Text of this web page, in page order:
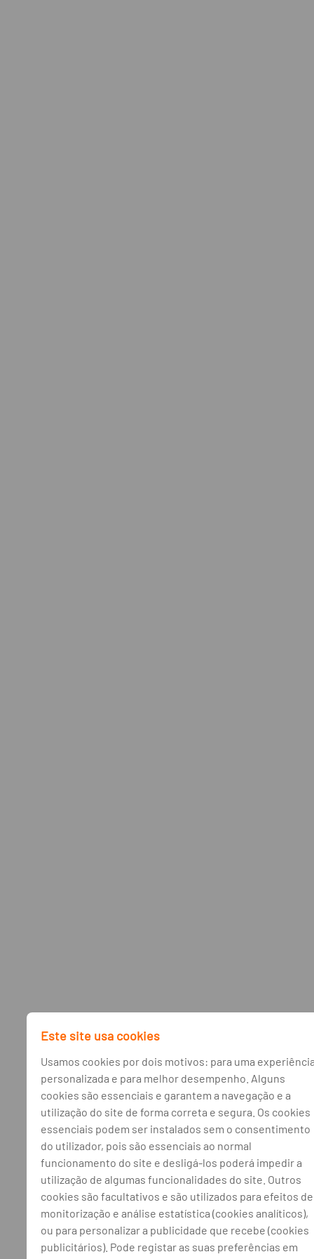
Este site usa cookies
Usamos cookies por dois motivos: para uma
personalizada e para melhor desempenho. Alguns
cookies são essenciais e garantem a navegação e a
utilização do site de forma correta e segura. Os cookies
essenciais podem ser instalados sem o consentimento
do utilizador, pois são essenciais ao normal
funcionamento do site e desligá-los poderá impedir a
utilização de algumas funcionalidades do site. Outros
cookies são facultativos e são utilizados para efeitos de
monitorização e análise estatística (cookies analíticos),
ou para personalizar a publicidade que recebe (cookies
publicitários). Pode registar as suas preferências em